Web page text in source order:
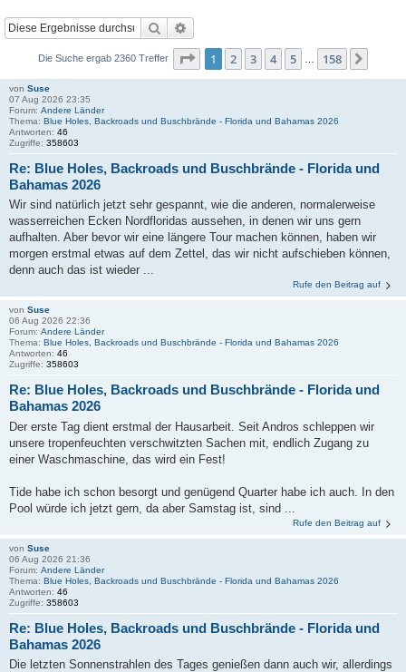
Suche
Die Suche ergab 2360 Treffer Seite 1von 158
1 2 3 4 5 158
von Suse
07 Aug 2026 23:35
Forum: Andere Länder
Thema: Blue Holes, Backroads und Buschbrände - Florida und Bahamas 2026
Antworten: 46
Zugriffe: 358603
Re: Blue Holes, Backroads und Buschbrände - Florida und
Bahamas 2026
Wir sind natürlich jetzt sehr gespannt, wie die anderen, normalerweise
wasserreichen Ecken Nordfloridas aussehen, in denen wir uns gern
aufhalten. Aber bevor wir eine längere Tour machen können, haben wir
morgen erstmal etwas auf dem Zettel, das wir nicht aufschieben können,
denn auch das ist wieder ...
Rufe den Beitrag auf
von Suse
06 Aug 2026 22:36
Forum: Andere Länder
Thema: Blue Holes, Backroads und Buschbrände - Florida und Bahamas 2026
Antworten: 46
Zugriffe: 358603
Re: Blue Holes, Backroads und Buschbrände - Florida und
Bahamas 2026
Der erste Tag dient erstmal der Hausarbeit. Seit Andros schleppen wir
unsere tropenfeuchten verschwitzten Sachen mit, endlich Zugang zu
einer Waschmaschine, das wird ein Fest!
Tide habe ich schon besorgt und genügend Quarter habe ich auch. In den
Pool würde ich jetzt gern, da aber Samstag ist, sind ...
Rufe den Beitrag auf
von Suse
06 Aug 2026 21:36
Forum: Andere Länder
Thema: Blue Holes, Backroads und Buschbrände - Florida und Bahamas 2026
Antworten: 46
Zugriffe: 358603
Re: Blue Holes, Backroads und Buschbrände - Florida und
Bahamas 2026
Die letzten Sonnenstrahlen des Tages genießen dann auch wir, allerdings